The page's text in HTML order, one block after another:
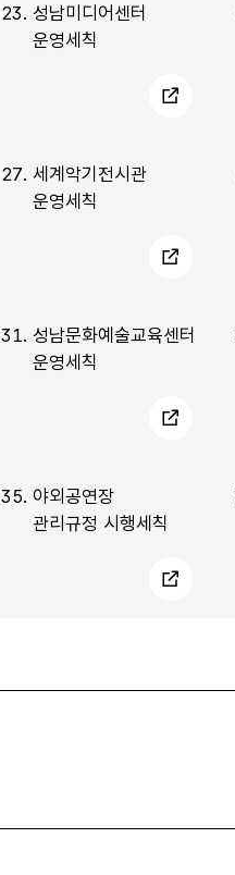
23. 성남미디어센터
운영세칙
27. 세계악기전시관
운영세칙
31. 성남문화예술교육센터
운영세칙
35. 야외공연장
관리규정 시행세칙